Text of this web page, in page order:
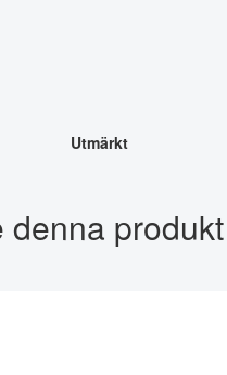
Utmärkt
denna produkt